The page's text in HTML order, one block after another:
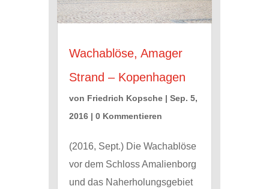
Wachablöse, Amager
Strand – Kopenhagen
von Friedrich Kopsche| Sep. 5,
2016| 0 Kommentieren
(2016, Sept.) Die Wachablöse
vor dem Schloss Amalienborg
und das Naherholungsgebiet